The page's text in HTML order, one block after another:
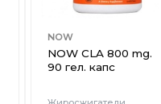
NOW
NOW CLA 800 mg.
90 гел. капс